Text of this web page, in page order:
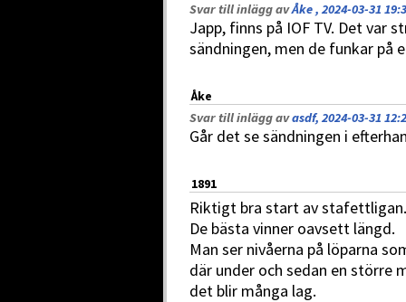
Svar till inlägg avÅke , 2024-03-31
Japp, finns på IOF TV. Det var
sändningen, men de funkar på
Åke
Svar till inlägg avasdf, 2024-03-31
Går det se sändningen i
1891
Riktigt bra start av
De bästa vinner oavsett längd.
Man ser nivåerna på löparna
där under och sedan en större
det blir många lag.